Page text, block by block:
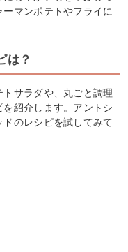
マンポテトやフライに
は？
サラダや、丸ごと調理
紹介します。アントシ
のレシピを試してみて